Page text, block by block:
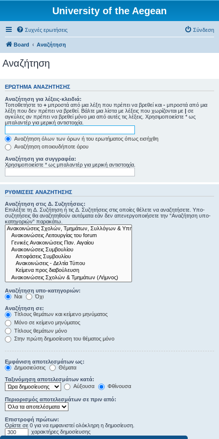
University of the Aegean
Συχνές ερωτήσεις Σύνδεση
Board Αναζήτηση
Αναζήτηση
ΕΡΏΤΗΜΑ ΑΝΑΖΉΤΗΣΗΣ
Αναζήτηση για λέξεις-κλειδιά:
Τοποθετήστε το + μπροστά από μια λέξη που πρέπει να βρεθεί και - μπροστά από μια
λέξη που δεν πρέπει να βρεθεί. Βάλτε μια λίστα με λέξεις που χωρίζονται με | σε
αγκύλες αν πρέπει να βρεθεί μόνο μια από αυτές τις λέξεις. Χρησιμοποιείστε * ως
μπαλαντέρ για μερική αντιστοιχία.
Αναζήτηση όλων των όρων ή του ερωτήματος όπως εισήχθη
Αναζήτηση οποιουδήποτε όρου
Αναζήτηση για συγγραφέα:
Χρησιμοποιείστε * ως μπαλαντέρ για μερική αντιστοιχία.
ΡΥΘΜΊΣΕΙΣ ΑΝΑΖΉΤΗΣΗΣ
Αναζήτηση στις Δ. Συζητήσεις:
Επιλέξτε τη Δ. Συζήτηση ή τις Δ. Συζητήσεις στις οποίες θέλετε να αναζητήσετε. Υπο-
συζητήσεις θα αναζητηθούν αυτόματα εάν δεν απενεργοποιήσετε την “Αναζήτηση υπο-
κατηγοριών“ παρακάτω.
Αναζήτηση υπο-κατηγοριών:
Ναι
Όχι
Αναζήτηση σε:
Τίτλους θεμάτων και κείμενο μηνύματος
Μόνο σε κείμενο μηνύματος
Τίτλους θεμάτων μόνο
Στην πρώτη δημοσίευση του θέματος μόνο
Εμφάνιση αποτελεσμάτων ως:
Δημοσιεύσεις
Θέματα
Ταξινόμηση αποτελεσμάτων κατά:
Αύξουσα
Φθίνουσα
Περιορισμός αποτελεσμάτων σε πριν από:
Επιστροφή πρώτων:
Ορίστε σε 0 για να εμφανιστεί ολόκληρη η δημοσίευση.
χαρακτήρες δημοσίευσης